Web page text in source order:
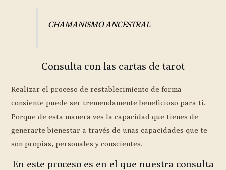
CHAMANISMO ANCESTRAL
Consulta con las cartas de tarot
Realizar el proceso de restablecimiento de forma
consiente puede ser tremendamente beneficioso para ti.
Porque de esta manera ves la capacidad que tienes de
generarte bienestar a través de unas capacidades que te
son propias, personales y conscientes.
En este proceso es en el que nuestra consulta